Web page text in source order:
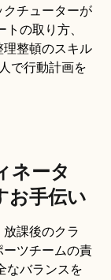
チューターが
の取り方、
整頓のスキル
で行動計画を
ネータ
お手伝い
課後のクラ
ツチームの責
なバランスを